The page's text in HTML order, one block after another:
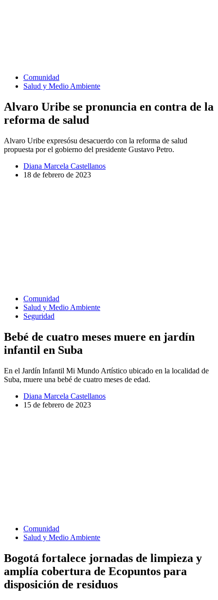
Comunidad
Salud y Medio Ambiente
Alvaro Uribe se pronuncia en contra de la
reforma de salud
Alvaro Uribe expresósu desacuerdo con la reforma de salud
propuesta por el gobierno del presidente Gustavo Petro.
Diana Marcela Castellanos
18 de febrero de 2023
Comunidad
Salud y Medio Ambiente
Seguridad
Bebé de cuatro meses muere en jardín
infantil en Suba
En el Jardín Infantil Mi Mundo Artístico ubicado en la localidad de
Suba, muere una bebé de cuatro meses de edad.
Diana Marcela Castellanos
15 de febrero de 2023
Comunidad
Salud y Medio Ambiente
Bogotá fortalece jornadas de limpieza y
amplía cobertura de Ecopuntos para
disposición de residuos